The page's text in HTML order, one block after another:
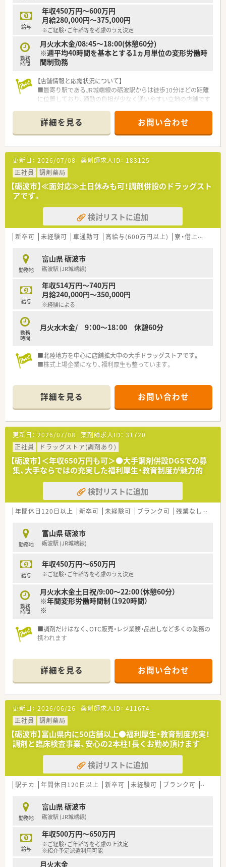
給与
年収450万円～600万円
月給280,000円～375,000円
※ご経験・ご年齢等を考慮のうえ決定
勤務
時間
月火水木金/08:45～18:00(休憩60分)
※週平均40時間を基本とする1ヵ月単位の変形労働時
間制勤務
【店舗情報と応需状況について】
■最寄り駅であるJR城端線の砺波駅からは徒歩10分ほどの距離
に位置しており、通勤の負担が少なく通いやすい立地の店舗です
たり約80枚応需しているため、幅広い知識を習得できる環境で
す
■薬剤師は4名、事務スタッフも4名在籍しており、適正な人員配
置のもとで協力しながら日々の業務に取り組むことができます
【こんな取り組みをしています】
■全店舗で電子薬歴や調剤監査システムを導入し、業務の効率化
と安全性の向上を両立させる先進的な取り組みを行っています
■地域住民の方々を対象とした健康相談会やイベントを積極的
に開催し、薬局内にとどまらない地域医療への貢献活動を推進し
ています
■新入社員向けの研修だけでなく、フォローアップ研修や階層別
研修を整備し、長期的な視点での人材育成に力を入れています
■子育てと仕事を両立しているママさん薬剤師が多く在籍して
おり、時短勤務制度などを活用しながら無理なく活躍されていま
す
■調剤未経験やブランクがある状態で入社した方も、充実した教
育制度と周囲のサポートにより、現場で即戦力として活躍中です
■地域密着型の薬局で患者様とじっくり向き合いたいという志
向を持ち、丁寧なコミュニケーションを大切にする方が評価され
スを重視しながら働きたいと考えている方に最適な求人です
■総合病院門前で多様な処方箋に触れ、薬剤師としてのスキルア
探しており、将来的なライフイベントにも備えたい方にぴったり
です
詳細を見る お問い合わせ
更新日： 2026/07/08 薬剤師求人ID： 183125
正社員
調剤薬局
【砺波市】≪面対応≫土日休みも可！調剤併設のドラッグスト
アです。
検討リストに追加
新卒可 未経験可 車通勤可 高給与(600万円以上) 寮・借上社宅あり
勤務地
富山県 砺波市
砺波駅 (JR城端線)
給与
年収514万円～740万円
月給240,000円～350,000円
※経験による
勤務
時間
月火水木金/ 9：00～18：00 休憩60分
■北陸地方を中心に店舗拡大中の大手ドラッグストアです。
■株式上場企業になり、福利厚生も整っています。
詳細を見る お問い合わせ
更新日： 2026/07/08 薬剤師求人ID： 31720
正社員
ドラッグストア(調剤あり)
【砺波市】＜年収650万円も可＞●大手調剤併設DGSでの募
集、大手ならではの充実した福利厚生・教育制度が魅力的
検討リストに追加
年間休日120日以上 新卒可 未経験可 ブランク可 残業なし(ほぼなし含む)
勤務地
富山県 砺波市
砺波駅 (JR城端線)
給与
年収450万円～650万円
※ご経験・ご年齢等を考慮のうえ決定
勤務
時間
月火水木金土日祝/9:00～22:00（休憩60分）
※年間変形労働時間制（1920時間）
※
■調剤だけはなく、OTC販売・レジ業務・品出しなど多くの業務の
携われます
詳細を見る お問い合わせ
更新日： 2026/06/26 薬剤師求人ID： 411674
正社員
調剤薬局
【砺波市】富山県内に50店舗以上●福利厚生・教育制度充実！
調剤と臨床検査事業、安心の2本柱！長くお勤め頂けます
検討リストに追加
駅チカ 年間休日120日以上 新卒可 未経験可 ブランク可 車通勤
勤務地
富山県 砺波市
砺波駅 (JR城端線)
給与
年収500万円～650万円
※ご経験・ご年齢等を考慮の上決定
※紹介予定派遣利用可能
月火木金